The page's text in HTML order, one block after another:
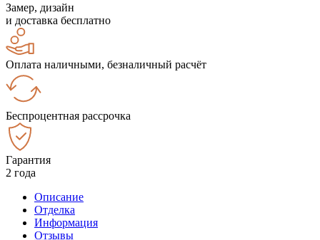
Замер, дизайн
и доставка бесплатно
Оплата наличными, безналичный расчёт
Беспроцентная рассрочка
Гарантия
2 года
Описание
Отделка
Информация
Отзывы